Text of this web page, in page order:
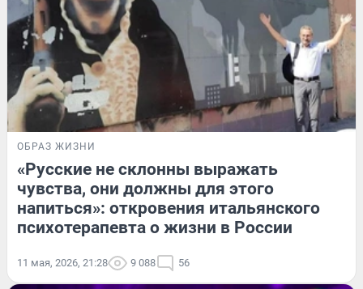
ОБРАЗ ЖИЗНИ
«Русские не склонны выражать
чувства, они должны для этого
напиться»: откровения итальянского
психотерапевта о жизни в России
11 мая, 2026, 21:28 9 088 56